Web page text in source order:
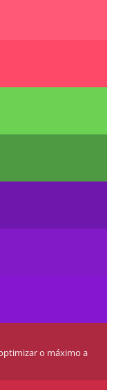
o máximo a